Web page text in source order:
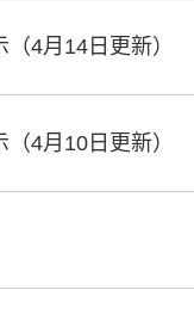
4月14日更新）
4月10日更新）